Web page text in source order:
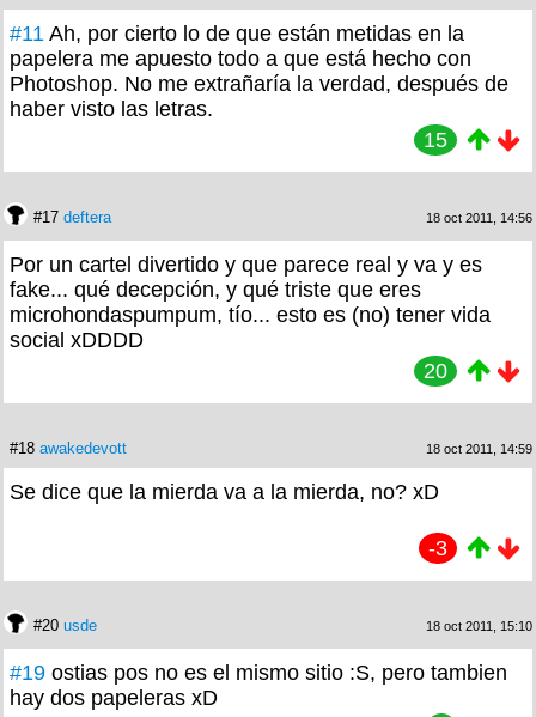
#11 Ah, por cierto lo de que están metidas en la
papelera me apuesto todo a que está hecho con
Photoshop. No me extrañaría la verdad, después de
haber visto las letras.
15
#17 deftera 18 oct 2011, 14:56
Por un cartel divertido y que parece real y va y es
fake... qué decepción, y qué triste que eres
microhondaspumpum, tío... esto es (no) tener vida
social xDDDD
20
#18 awakedevott 18 oct 2011, 14:59
Se dice que la mierda va a la mierda, no? xD
-3
#20 usde 18 oct 2011, 15:10
#19 ostias pos no es el mismo sitio :S, pero tambien
hay dos papeleras xD